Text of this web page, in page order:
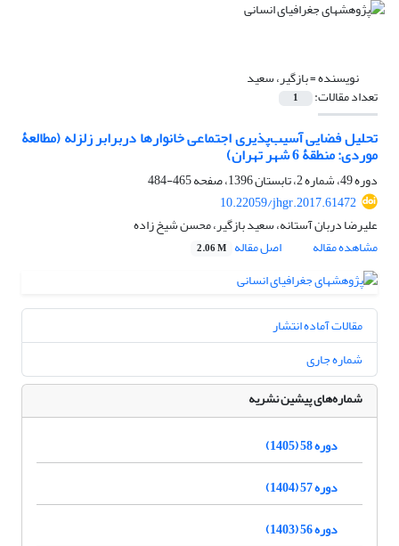
نویسنده =بازگیر، سعید
تعداد مقالات: 1
تحلیل فضایی آسیب‌پذیری اجتماعی خانوارها دربرابر زلزله (مطالعۀ
موردی: منطقۀ 6 شهر تهران)
دوره 49، شماره 2، تابستان 1396، صفحه
465-484
10.22059/jhgr.2017.61472
علیرضا دربان آستانه، سعید بازگیر، محسن شیخ زاده
مشاهده مقاله
اصل مقاله 2.06 M
مقالات آماده انتشار
شماره جاری
شماره‌های پیشین نشریه
دوره 58 (1405)
دوره 57 (1404)
دوره 56 (1403)